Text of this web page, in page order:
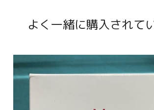
よく一緒に購入されて